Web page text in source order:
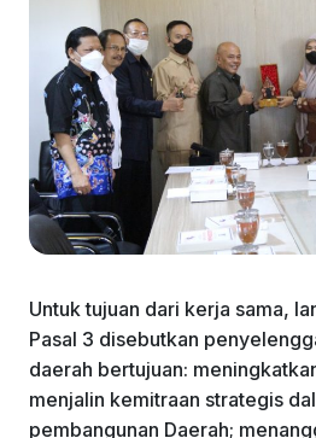
Untuk tujuan dari kerja sama,
Pasal 3 disebutkan
daerah bertujuan:
menjalin kemitraan strategis
pembangunan Daerah;